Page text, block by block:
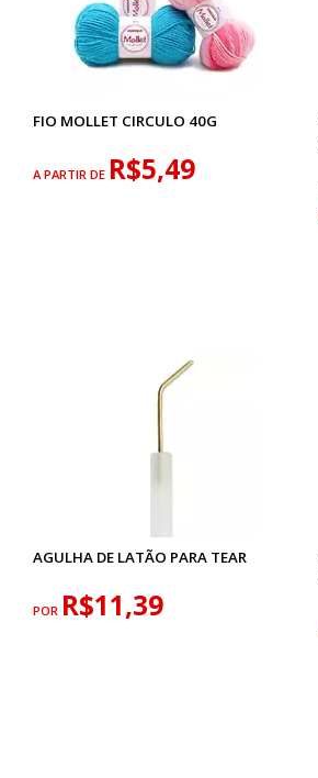
FIO MOLLET CIRCULO 40G
A PARTIR DE R$5,49
AGULHA DE LATÃO PARA TEAR
POR R$11,39